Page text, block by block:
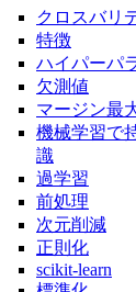
クロスバリ
特徴
ハイパーパ
欠測値
マージン最
機械学習で
識
過学習
前処理
次元削減
正則化
scikit-learn